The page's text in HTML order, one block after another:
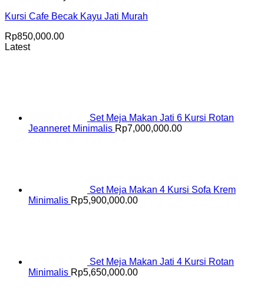
Kursi Cafe Becak Kayu Jati Murah
Rp850,000.00
Latest
Set Meja Makan Jati 6 Kursi Rotan
Jeanneret Minimalis Rp7,000,000.00
Set Meja Makan 4 Kursi Sofa Krem
Minimalis Rp5,900,000.00
Set Meja Makan Jati 4 Kursi Rotan
Minimalis Rp5,650,000.00